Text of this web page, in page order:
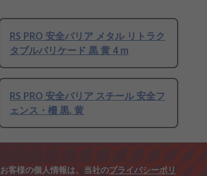
RS PRO 安全バリア メタル リトラク
タブルバリケード 黒 黄 4 m
RS PRO 安全バリア スチール 安全フ
ェンス・柵 黒, 黄
お客様の個人情報は、当社のプライバシーポリ